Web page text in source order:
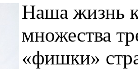
Наша жизнь
множества
«фишки»